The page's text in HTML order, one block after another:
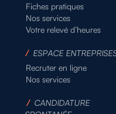
Fiches pratiques
Nos services
Votre relevé d’heures
/ ESPACE
Recruter en ligne
Nos services
/ CANDIDATURE